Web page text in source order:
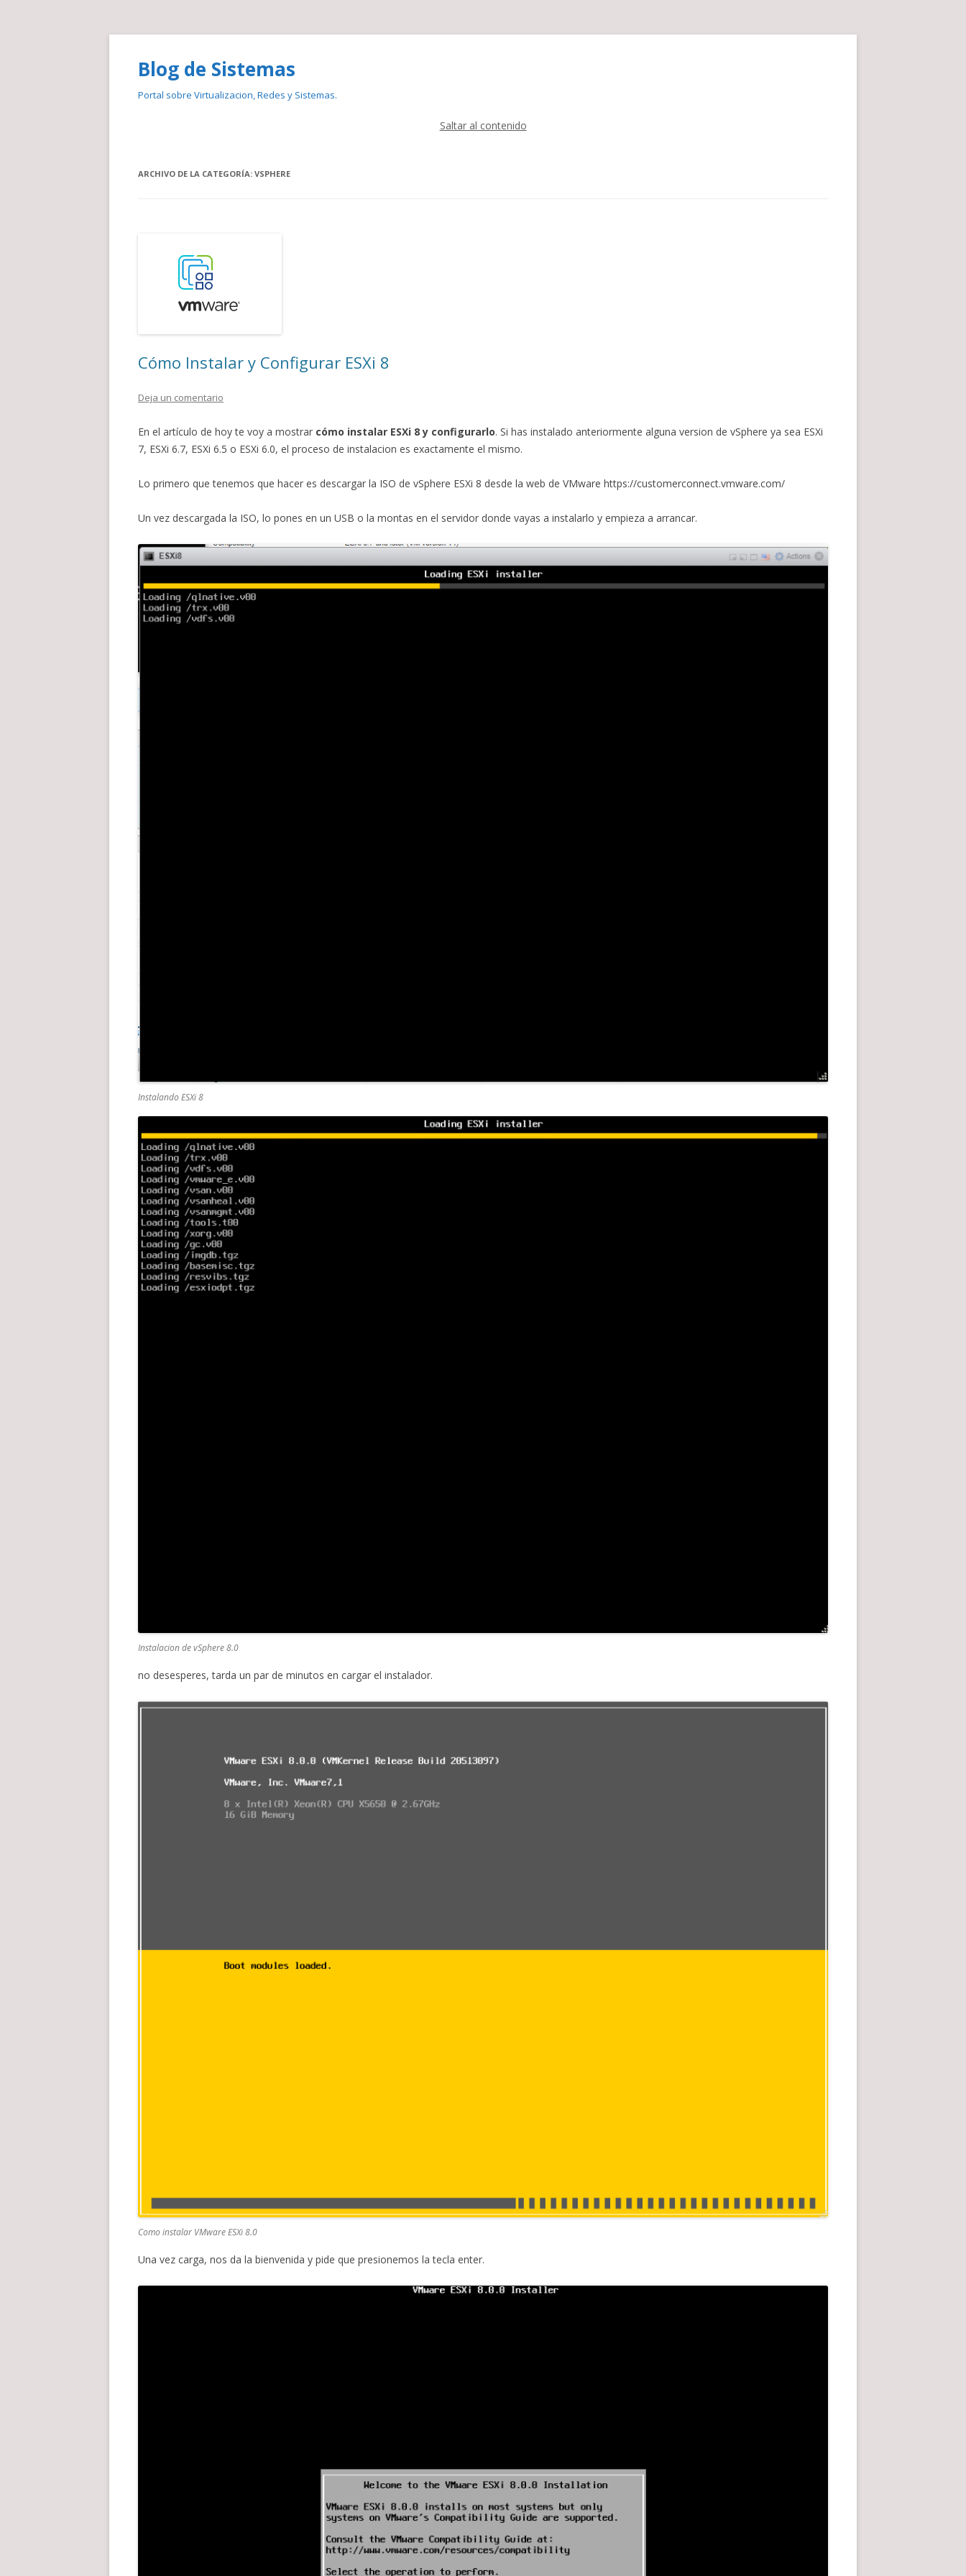
Blog de Sistemas
Portal sobre Virtualizacion, Redes y Sistemas.
Saltar al contenido
ARCHIVO DE LA CATEGORÍA: VSPHERE
Cómo Instalar y Configurar ESXi 8
Deja un comentario
En el artículo de hoy te voy a mostrar cómo instalar ESXi 8 y configurarlo. Si has instalado anteriormente alguna version de vSphere ya sea ESXi
7, ESXi 6.7, ESXi 6.5 o ESXi 6.0, el proceso de instalacion es exactamente el mismo.
Lo primero que tenemos que hacer es descargar la ISO de vSphere ESXi 8 desde la web de VMware https://customerconnect.vmware.com/
Un vez descargada la ISO, lo pones en un USB o la montas en el servidor donde vayas a instalarlo y empieza a arrancar.
Instalando ESXi 8
Instalacion de vSphere 8.0
no desesperes, tarda un par de minutos en cargar el instalador.
Como instalar VMware ESXi 8.0
Una vez carga, nos da la bienvenida y pide que presionemos la tecla enter.